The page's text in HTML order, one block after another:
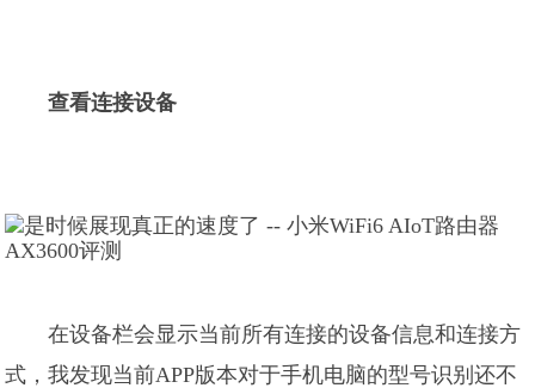
查看连接设备
在设备栏会显示当前所有连接的设备信息和连接方
式，我发现当前APP版本对于手机电脑的型号识别还不